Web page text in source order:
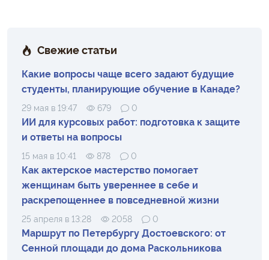
Свежие статьи
Какие вопросы чаще всего задают будущие
студенты, планирующие обучение в Канаде?
29 мая в 19:47 679 0
ИИ для курсовых работ: подготовка к защите
и ответы на вопросы
15 мая в 10:41 878 0
Как актерское мастерство помогает
женщинам быть увереннее в себе и
раскрепощеннее в повседневной жизни
25 апреля в 13:28 2058 0
Маршрут по Петербургу Достоевского: от
Сенной площади до дома Раскольникова